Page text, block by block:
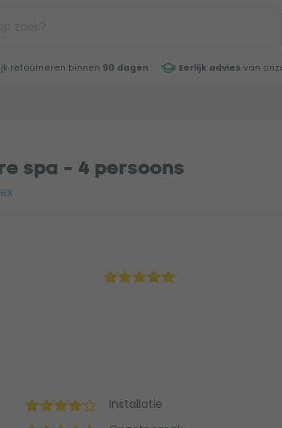
retourneren binnen 90 dagen Eerlijk advies van
spa - 4 persoons
Installatie